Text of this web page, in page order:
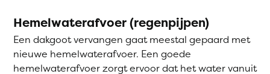
Hemelwaterafvoer (regenpijpen)
Een dakgoot vervangen gaat meestal gepaard met
nieuwe hemelwaterafvoer. Een goede
hemelwaterafvoer zorgt ervoor dat het water vanuit